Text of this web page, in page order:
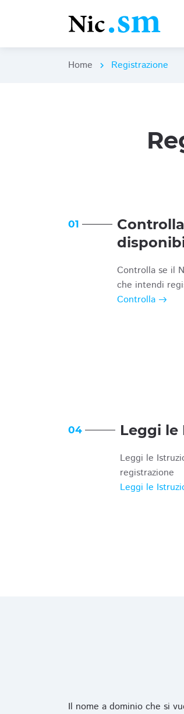
Home chevron_right Registrazione
01
Controlla se il
che intendi
Controlla
04 Leggi le
Leggi le
registrazione
Leggi le
Il nome a dominio che si